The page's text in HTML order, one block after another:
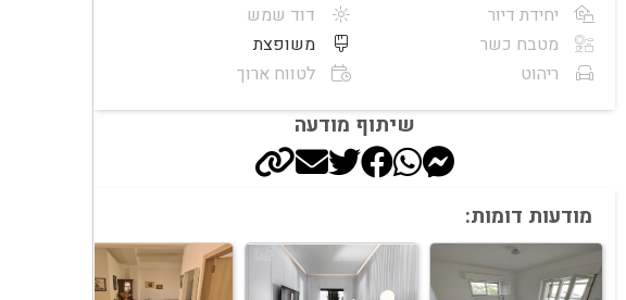
יחידת דיור
מטבח כשר
ריהוט
דוד שמש
משופצת
לטווח ארוך
שיתוף מודעה
מודעות דומות: